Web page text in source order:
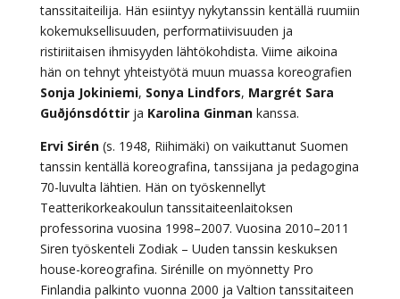
tanssitaiteilija. Hän esiintyy nykytanssin kentällä ruumiin
kokemuksellisuuden, performatiivisuuden ja
ristiriitaisen ihmisyyden lähtökohdista. Viime aikoina
hän on tehnyt yhteistyötä muun muassa koreografien
Sonja Jokiniemi, Sonya Lindfors, Margrét Sara
Guðjónsdóttirja Karolina Ginmankanssa.
Ervi Sirén(s. 1948, Riihimäki) on vaikuttanut Suomen
tanssin kentällä koreografina, tanssijana ja pedagogina
70-luvulta lähtien. Hän on työskennellyt
Teatterikorkeakoulun tanssitaiteenlaitoksen
professorina vuosina 1998–2007. Vuosina 2010–2011
Siren työskenteli Zodiak – Uuden tanssin keskuksen
house-koreografina. Sirénille on myönnetty Pro
Finlandia palkinto vuonna 2000 ja Valtion tanssitaiteen